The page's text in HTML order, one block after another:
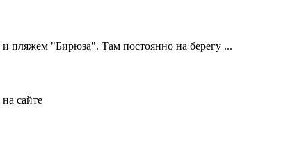
пляжем "Бирюза". Там постоянно на берегу ...
сайте